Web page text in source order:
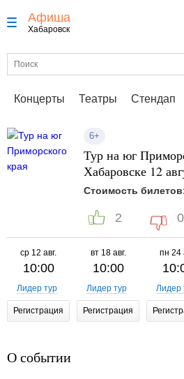
Афиша
Хабаровск
Концерты Театры Стендап
6+
Тур на юг
Хабаровске 12
Стоимость
2 0
ср 12 авг.
10:00
Лидер тур
Регистрация
вт 18 авг.
10:00
Лидер тур
Регистрация
пн 24
Лидер
О событии